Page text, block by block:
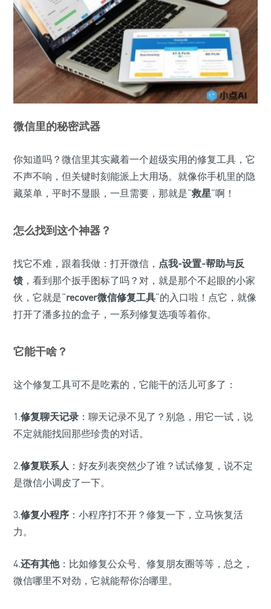
微信里的秘密武器
你知道吗？微信里其实藏着一个超级实用的修复工具，它
不声不响，但关键时刻能派上大用场。就像你手机里的隐
藏菜单，平时不显眼，一旦需要，那就是“救星”啊！
怎么找到这个神器？
找它不难，跟着我做：打开微信， 点我-设置-帮助与反
馈 ，看到那个扳手图标了吗？对，就是那个不起眼的小家
伙，它就是“recover微信修复工具”的入口啦！点它，就像
打开了潘多拉的盒子，一系列修复选项等着你。
它能干啥？
这个修复工具可不是吃素的，它能干的活儿可多了：
1.修复聊天记录 ：聊天记录不见了？别急，用它一试，说
不定就能找回那些珍贵的对话。
2.修复联系人 ：好友列表突然少了谁？试试修复，说不定
是微信小调皮了一下。
3.修复小程序 ：小程序打不开？修复一下，立马恢复活
力。
4.还有其他：比如修复公众号、修复朋友圈等等，总之，
微信哪里不对劲，它就能帮你治哪里。